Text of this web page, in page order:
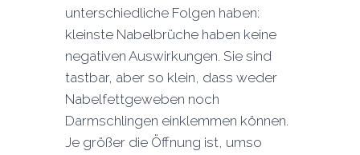
unterschiedliche Folgen haben:
kleinste Nabelbrüche haben keine
negativen Auswirkungen. Sie sind
tastbar, aber so klein, dass weder
Nabelfettgeweben noch
Darmschlingen einklemmen können.
Je größer die Öffnung ist, umso